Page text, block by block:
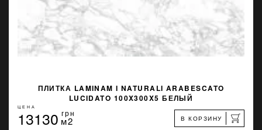
ПЛИТКА LAMINAM I NATURALI ARABESCATO
LUCIDATO 100X300X5 БЕЛЫЙ
ЦЕНА
13130 грн
м2 В КОРЗИНУ